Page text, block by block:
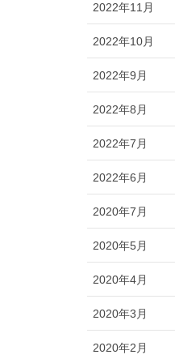
2022年11月
2022年10月
2022年9月
2022年8月
2022年7月
2022年6月
2020年7月
2020年5月
2020年4月
2020年3月
2020年2月